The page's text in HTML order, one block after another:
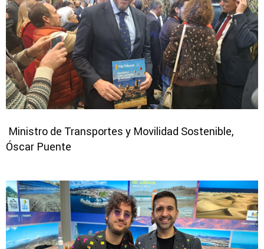
Ministro de Transportes y Movilidad Sostenible,
Óscar Puente